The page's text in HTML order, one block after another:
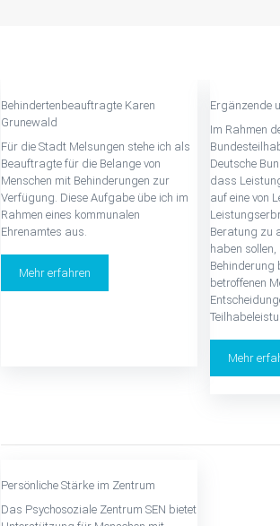
Behindertenbeauftragte Karen
Grunewald
Für die Stadt Melsungen stehe ich als
Beauftragte für die Belange von
Menschen mit Behinderungen zur
Verfügung. Diese Aufgabe übe ich im
Rahmen eines kommunalen
Ehrenamtes aus.
Mehr erfahren
Ergänzende
Im Rahmen
Deutsche
dass
auf eine von
Beratung zu
haben
Behinderung
betroffenen
Mehr
Persönliche Stärke im Zentrum
Das Psychosoziale Zentrum SEN bietet